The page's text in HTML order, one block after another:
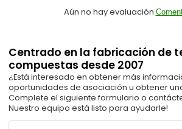
Aún no hay evaluación
Centrado en la fabricación de
compuestas desde 2007
¿Está interesado en obtener más
oportunidades de asociación u obtener
Complete el siguiente formulario o
Nuestro equipo está listo para ayudarle!